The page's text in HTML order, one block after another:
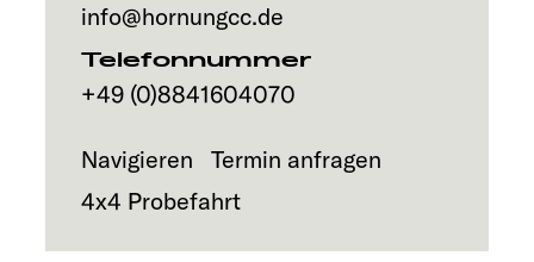
info@hornungcc.de
Telefonnummer
+49 (0)8841604070
Navigieren
Termin anfragen
4x4 Probefahrt